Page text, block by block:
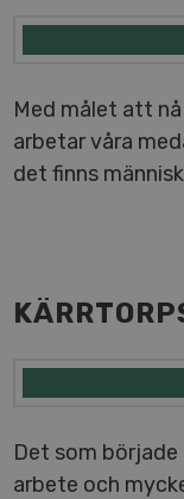
Med målet att
arbetar våra
det finns
Det som började
arbete och